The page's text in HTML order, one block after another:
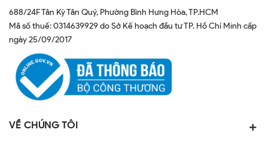
688/24F Tân Kỳ Tân Quý, Phường Bình Hưng Hòa, TP.HCM
Mã số thuế: 0314639929 do Sở Kế hoạch đầu tư TP. Hồ Chí Minh cấp
ngày 25/09/2017
VỀ CHÚNG TÔI